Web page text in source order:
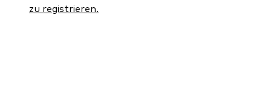
zu registrieren.